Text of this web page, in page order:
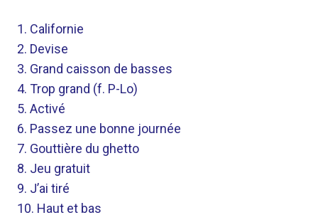
1. Californie
2. Devise
3. Grand caisson de basses
4. Trop grand (f. P-Lo)
5. Activé
6. Passez une bonne journée
7. Gouttière du ghetto
8. Jeu gratuit
9. J’ai tiré
10. Haut et bas